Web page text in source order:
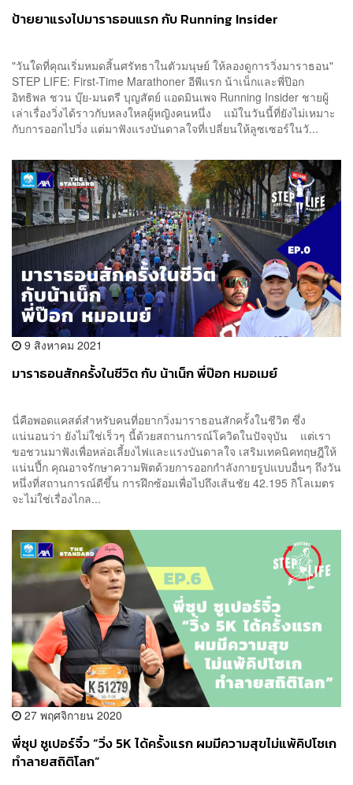
ป้ายยาแรงไปมาราธอนแรก กับ Running Insider
"วันใดที่คุณเริ่มหมดสิ้นศรัทธาในตัวมนุษย์ ให้ลองดูการวิ่งมาราธอน"
STEP LIFE: First-Time Marathoner อีพีแรก น้าเน็กและพี่ป๊อก
อิทธิพล ชวน บุ๊ย-มนตรี บุญสัตย์ แอดมินเพจ Running Insider ชายผู้
เล่าเรื่องวิ่งได้ราวกับหลงใหลผู้หญิงคนหนึ่ง แม้ในวันนี้ที่ยังไม่เหมาะ
กับการออกไปวิ่ง แต่มาฟังแรงบันดาลใจที่เปลี่ยนให้ลูซเซอร์ในวั...
9 สิงหาคม 2021
มาราธอนสักครั้งในชีวิต กับ น้าเน็ก พี่ป๊อก หมอเมย์
นี่คือพอดแคสต์สำหรับคนที่อยากวิ่งมาราธอนสักครั้งในชีวิต ซึ่ง
แน่นอนว่า ยังไม่ใช่เร็วๆ นี้ด้วยสถานการณ์โควิดในปัจจุบัน แต่เรา
ขอชวนมาฟังเพื่อหล่อเลี้ยงไฟและแรงบันดาลใจ เสริมเทคนิคทฤษฎีให้
แน่นปึ้ก คุณอาจรักษาความฟิตด้วยการออกกำลังกายรูปแบบอื่นๆ ถึงวัน
หนึ่งที่สถานการณ์ดีขึ้น การฝึกซ้อมเพื่อไปถึงเส้นชัย 42.195 กิโลเมตร
จะไม่ใช่เรื่องไกล...
27 พฤศจิกายน 2020
พี่ซุป ซูเปอร์จิ๋ว “วิ่ง 5K ได้ครั้งแรก ผมมีความสุขไม่แพ้คิปโชเก
ทำลายสถิติโลก”